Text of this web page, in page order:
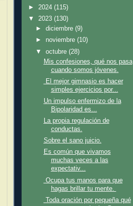
► 2024 (115)
▼ 2023 (130)
►diciembre(9)
► noviembre(10)
▼octubre(28)
Mis confesiones, qué nos pasa
cuando somos jóvenes.
El mejor gimnasio es hacer
simples ejercicios por...
Un impulso enfermizo de la
Bipolaridad es...
La propia regulación de
conductas.
Sobre el sano juicio.
Es común que vivamos
muchas veces a las
expectativ...
Ocupa tus manos para que
hagas brillar tu mente.
Toda oración por pequeña qué